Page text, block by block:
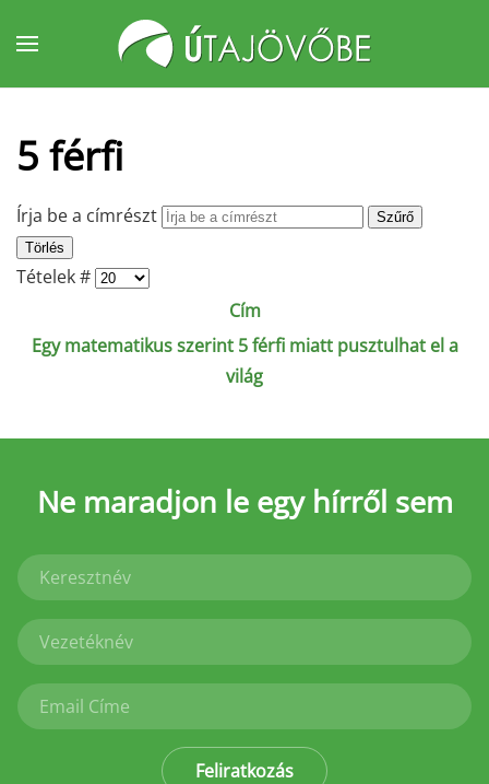
Fő tartalom átugrása
5 férfi
Írja be a címrészt
Szűrő
Törlés
Tételek #
Cím
Egy matematikus szerint 5 férfi miatt pusztulhat el a
világ
Ne maradjon le egy hírről sem
Feliratkozás